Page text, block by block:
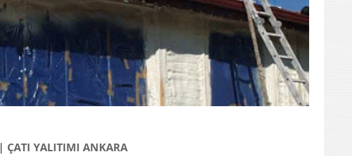
| ÇATI YALITIMI ANKARA